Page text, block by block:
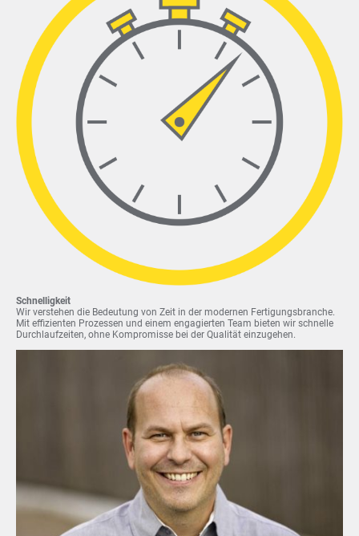
Schnelligkeit
Wir verstehen die Bedeutung von Zeit in der modernen Fertigungsbranche.
Mit effizienten Prozessen und einem engagierten Team bieten wir schnelle
Durchlaufzeiten, ohne Kompromisse bei der Qualität einzugehen.